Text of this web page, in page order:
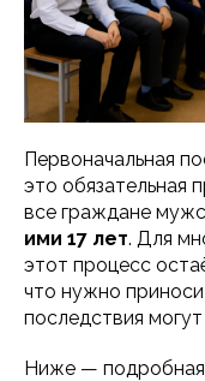
Первоначальная
это обязательная
все граждане
ими 17 лет. Для
этот процесс
что нужно
последствия
Ниже — подробная,